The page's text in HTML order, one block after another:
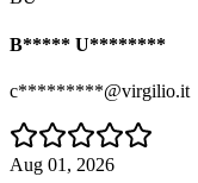
B***** U********
c*********@virgilio.it
Aug 01, 2026